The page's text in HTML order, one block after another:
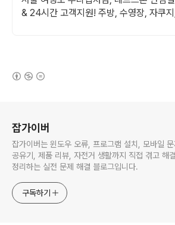
& 24시간 고객지원! 주방, 수영장, 자쿠
잡가이버
잡가이버는 윈도우 오류, 프로그램 설치, 모바일
공유기, 제품 리뷰, 자전거 생활까지 직접 겪고 해
정리하는 실전 문제 해결 블로그입니다.
구독하기